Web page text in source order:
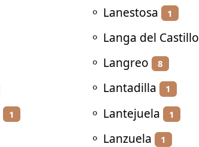
1
⚬ Lanestosa 1
⚬ Langa del Castillo
⚬ Langreo 8
⚬ Lantadilla 1
⚬ Lantejuela 1
⚬ Lanzuela 1